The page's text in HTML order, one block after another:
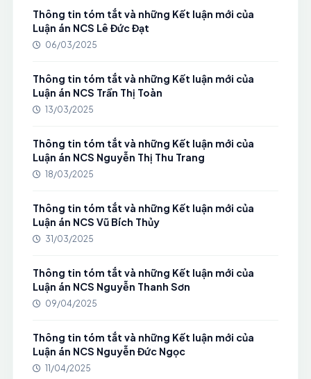
Thông tin tóm tắt và những Kết luận mới của
Luận án NCS Lê Đức Đạt
06/03/2025
Thông tin tóm tắt và những Kết luận mới của
Luận án NCS Trần Thị Toàn
13/03/2025
Thông tin tóm tắt và những Kết luận mới của
Luận án NCS Nguyễn Thị Thu Trang
18/03/2025
Thông tin tóm tắt và những Kết luận mới của
Luận án NCS Vũ Bích Thủy
31/03/2025
Thông tin tóm tắt và những Kết luận mới của
Luận án NCS Nguyễn Thanh Sơn
09/04/2025
Thông tin tóm tắt và những Kết luận mới của
Luận án NCS Nguyễn Đức Ngọc
11/04/2025